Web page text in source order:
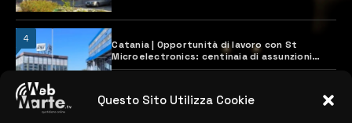
Questo Sito Utilizza Cookie
4
Catania | Opportunità di lavoro con St
Microelectronics: centinaia di assunzioni
previste